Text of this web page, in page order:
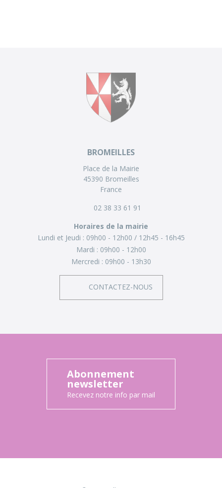
BROMEILLES
Place de la Mairie
45390 Bromeilles
France
02 38 33 61 91
Horaires de la mairie
Lundi et Jeudi : 09h00 - 12h00
12h45 - 16h45
Mardi : 09h00 - 12h00
Mercredi : 09h00 - 13h30
CONTACTEZ-NOUS
Abonnement
newsletter
Recevez notre info par mail